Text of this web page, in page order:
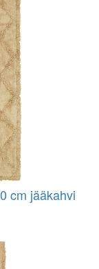
cm jääkahvi